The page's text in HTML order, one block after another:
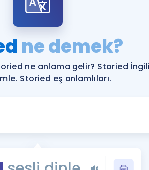
YDS ve YÖKDİL
Rehberlik Aracı
YDS ve YÖKDİL'e
Tüm ÖSYM
ne demek?
ne anlama gelir? Storied
Storied eş anlamlıları.